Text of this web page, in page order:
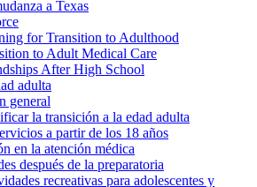
a Texas
for Transition to Adulthood
to Adult Medical Care
After High School
adulta
general
la transición a la edad adulta
a partir de los 18 años
en la atención médica
después de la preparatoria
recreativas para adolescentes y